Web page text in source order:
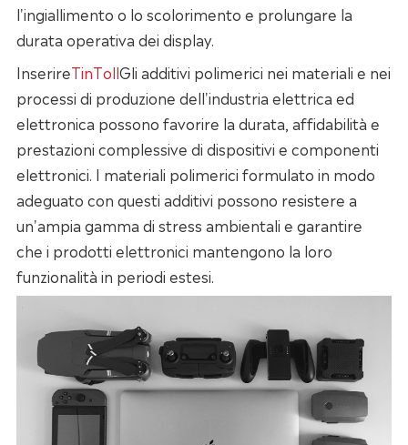
l'ingiallimento o lo scolorimento e prolungare la
durata operativa dei display.
InserireTinTollGli additivi polimerici nei materiali e nei
processi di produzione dell'industria elettrica ed
elettronica possono favorire la durata, affidabilità e
prestazioni complessive di dispositivi e componenti
elettronici. I materiali polimerici formulato in modo
adeguato con questi additivi possono resistere a
un'ampia gamma di stress ambientali e garantire
che i prodotti elettronici mantengono la loro
funzionalità in periodi estesi.